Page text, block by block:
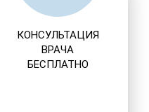
КОНСУЛЬТАЦИЯ
ВРАЧА
БЕСПЛАТНО